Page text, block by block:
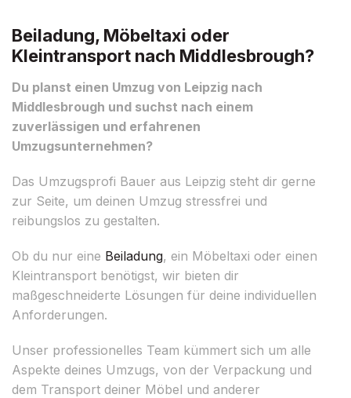
Beiladung, Möbeltaxi oder
Kleintransport nach Middlesbrough?
Du planst einen Umzug von Leipzig nach
Middlesbrough und suchst nach einem
zuverlässigen und erfahrenen
Umzugsunternehmen?
Das Umzugsprofi Bauer aus Leipzig steht dir gerne
zur Seite, um deinen Umzug stressfrei und
reibungslos zu gestalten.
Ob du nur eine Beiladung, ein Möbeltaxi oder einen
Kleintransport benötigst, wir bieten dir
maßgeschneiderte Lösungen für deine individuellen
Anforderungen.
Unser professionelles Team kümmert sich um alle
Aspekte deines Umzugs, von der Verpackung und
dem Transport deiner Möbel und anderer